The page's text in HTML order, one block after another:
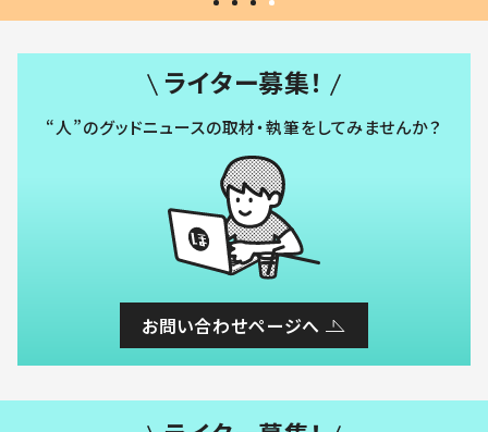
ライター募集！
“人”のグッドニュースの取材・執筆をしてみませんか？
お問い合わせページへ